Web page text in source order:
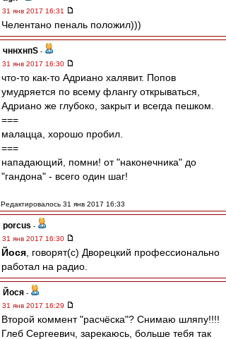
31 янв 2017 16:31
Челентано пеналь положил)))
чннхнпS -
31 янв 2017 16:30
что-то как-то Адриано халявит. Попов
умудряется по всему флангу открываться,
Адриано же глубоко, закрыт и всегда пешком.
===
малацца, хорошо пробил.
===
нападающий, помни! от "наконечника" до
"гандона" - всего один шаг!
Редактировалось 31 янв 2017 16:33
porcus -
31 янв 2017 16:30
Йося , говорят(с) Дворецкий профессионально
работал на радио.
Йося -
31 янв 2017 16:29
Второй коммент "расчёска"? Снимаю шляпу!!!!
Глеб Сергеевич, зарекаюсь, больше тебя так